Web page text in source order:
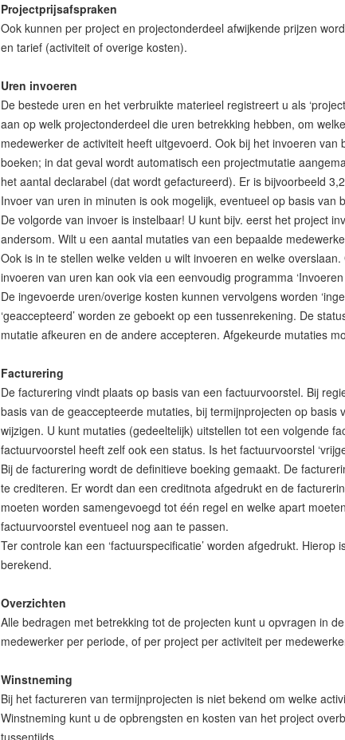
Projectprijsafspraken
Ook kunnen per project en projectonderdeel afwijkende prijzen
en tarief (activiteit of overige kosten).
Uren invoeren
De bestede uren en het verbruikte materieel registreert u als
aan op welk projectonderdeel die uren betrekking hebben, om
medewerker de activiteit heeft uitgevoerd. Ook bij het invoeren
boeken; in dat geval wordt automatisch een projectmutatie
het aantal declarabel (dat wordt gefactureerd). Er is bijvoorbeeld
Invoer van uren in minuten is ook mogelijk, eventueel op basis van
De volgorde van invoer is instelbaar! U kunt bijv. eerst het project
andersom. Wilt u een aantal mutaties van een bepaalde
Ook is in te stellen welke velden u wilt invoeren en welke
invoeren van uren kan ook via een eenvoudig programma ‘Invoeren
De ingevoerde uren/overige kosten kunnen vervolgens worden
‘geaccepteerd’ worden ze geboekt op een tussenrekening. De
mutatie afkeuren en de andere accepteren. Afgekeurde mutaties
Facturering
De facturering vindt plaats op basis van een factuurvoorstel. Bij
basis van de geaccepteerde mutaties, bij termijnprojecten op
wijzigen. U kunt mutaties (gedeeltelijk) uitstellen tot een volgende
factuurvoorstel heeft zelf ook een status. Is het factuurvoorstel
Bij de facturering wordt de definitieve boeking gemaakt. De
te crediteren. Er wordt dan een creditnota afgedrukt en de
moeten worden samengevoegd tot één regel en welke apart
factuurvoorstel eventueel nog aan te passen.
Ter controle kan een ‘factuurspecificatie’ worden afgedrukt.
berekend.
Overzichten
Alle bedragen met betrekking tot de projecten kunt u opvragen in
medewerker per periode, of per project per activiteit per
Winstneming
Bij het factureren van termijnprojecten is niet bekend om welke
Winstneming kunt u de opbrengsten en kosten van het project
tussentijds.